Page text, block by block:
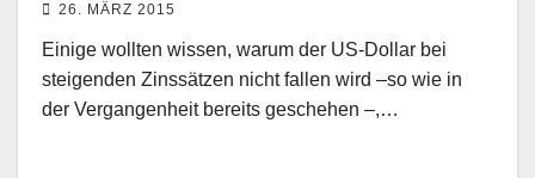
26. MÄRZ 2015
Einige wollten wissen, warum der US-Dollar bei
steigenden Zinssätzen nicht fallen wird –so wie in
der Vergangenheit bereits geschehen –,…